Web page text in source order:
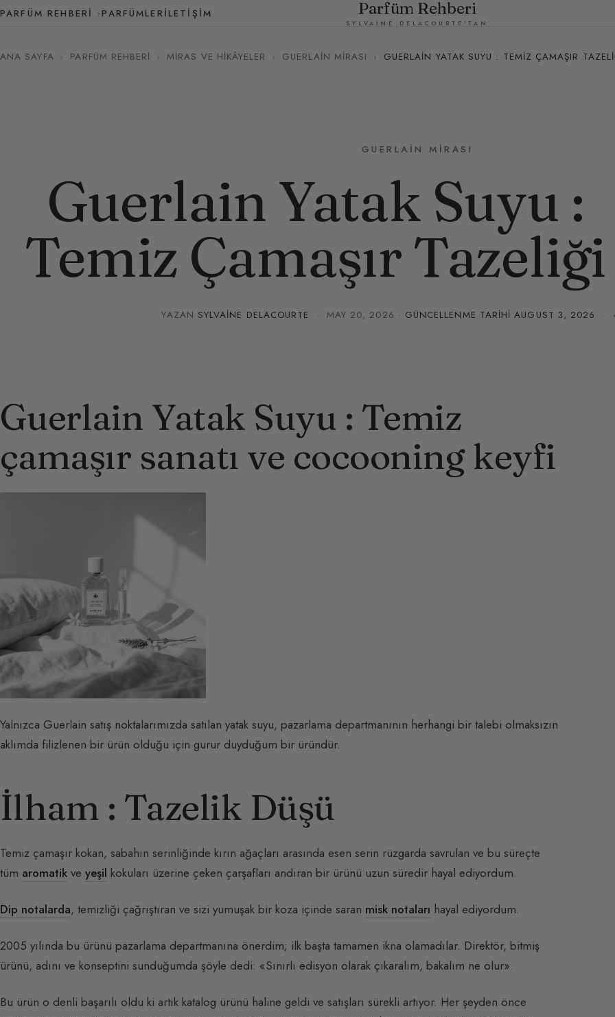
PARFÜM REHBERI PARFÜMLERİLETIŞIM Parfüm Rehberi
SYLVAINE DELACOURTE'TAN
ANA SAYFA › PARFÜM REHBERI › MIRAS VE HIKÂYELER › GUERLAIN MIRASI › GUERLAIN YATAK SUYU : TEMIZ ÇAMAŞIR
GUERLAIN MIRASI
Guerlain Yatak Suyu :
Temiz Çamaşır Tazeliği
YAZAN SYLVAINE DELACOURTE · MAY 20, 2026 · GÜNCELLENME TARIHIAUGUST 3, 2026 ·
Guerlain Yatak Suyu : Temiz
çamaşır sanatı ve cocooning keyfi
Yalnızca Guerlain satış noktalarımızda satılan yatak suyu, pazarlama departmanının herhangi bir talebi olmaksızın
aklımda filizlenen bir ürün olduğu için gurur duyduğum bir üründür.
İlham : Tazelik Düşü
Temiz çamaşır kokan, sabahın serinliğinde kırın ağaçları arasında esen serin rüzgarda savrulan ve bu süreçte
tüm aromatik ve yeşil kokuları üzerine çeken çarşafları andıran bir ürünü uzun süredir hayal ediyordum.
Dip notalarda, temizliği çağrıştıran ve sizi yumuşak bir koza içinde saran misk notaları hayal ediyordum.
2005 yılında bu ürünü pazarlama departmanına önerdim; ilk başta tamamen ikna olamadılar. Direktör, bitmiş
ürünü, adını ve konseptini sunduğumda şöyle dedi: «Sınırlı edisyon olarak çıkaralım, bakalım ne olur».
Bu ürün o denli başarılı oldu ki artık katalog ürünü haline geldi ve satışları sürekli artıyor. Her şeyden önce